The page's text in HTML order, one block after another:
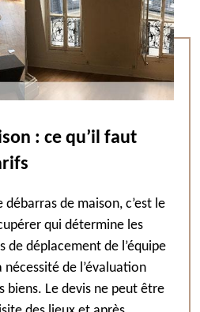
: ce qu’il faut
de maison, c’est le
qui détermine les
de déplacement de l’équipe
nécessité de l’évaluation
biens. Le devis ne peut être